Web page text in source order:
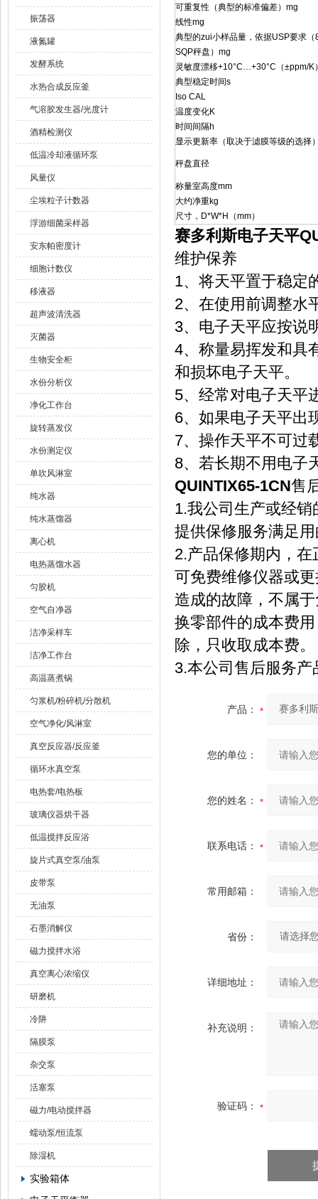
振荡器
液氮罐
发酵系统
水热合成反应釜
气溶胶发生器/光度计
酒精检测仪
低温冷却液循环泵
风量仪
尘埃粒子计数器
浮游细菌采样器
安东帕密度计
细胞计数仪
移液器
超声波清洗器
灭菌器
生物安全柜
水份分析仪
净化工作台
旋转蒸发仪
水份测定仪
单吹风淋室
纯水器
纯水蒸馏器
离心机
电热蒸馏水器
匀胶机
空气自净器
洁净采样车
洁净工作台
高温蒸煮锅
匀浆机/粉碎机/分散机
空气净化/风淋室
真空反应器/反应釜
循环水真空泵
电热套/电热板
玻璃仪器烘干器
低温搅拌反应浴
旋片式真空泵/油泵
皮带泵
无油泵
石墨消解仪
磁力搅拌水浴
真空离心浓缩仪
研磨机
冷阱
隔膜泵
杂交泵
活塞泵
磁力/电动搅拌器
蠕动泵/恒流泵
除湿机
实验箱体
可重复性（典型的标准偏差）mg
线性mg
典型的zui小样品量，依据USP要求
SQP秤盘）mg
灵敏度漂移+10°C…+30°C（±ppm/K
典型稳定时间s
Iso CAL
温度变化K
时间间隔h
显示更新率（取决于滤膜等级的选择
秤盘直径
称量室高度mm
大约净重kg
尺寸，D*W*H（mm）
赛多利斯电子天平
维护保养
1、将天平置于稳定
2、在使用前调整水
3、电子天平应按说
4、称量易挥发和具
和损坏电子天平。
5、经常对电子天平
6、如果电子天平出
7、操作天平不可过
8、若长期不用电子
QUINTIX65-1CN售
1.我公司生产或经
提供保修服务满足
2.产品保修期内，
可免费维修仪器或
造成的故障，不属
换零部件的成本费
除，只收取成本费。
3.本公司售后服务
产品：
您的单位：
您的姓名：
联系电话：
常用邮箱：
省份：
详细地址：
补充说明：
验证码：